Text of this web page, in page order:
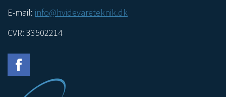
E-mail: info@hvidevareteknik.dk
CVR: 33502214